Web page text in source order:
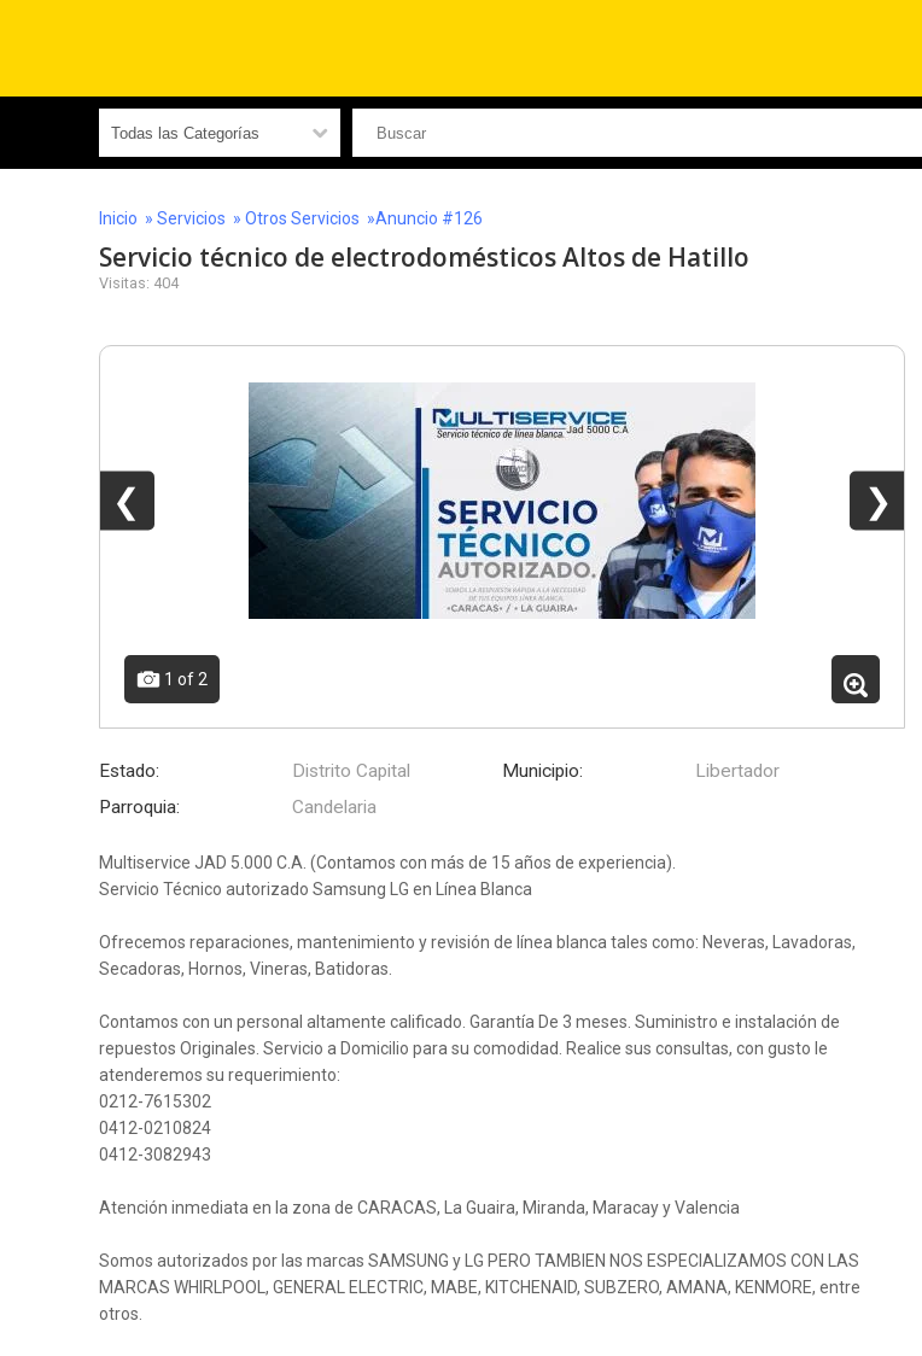
Inicio » Servicios » Otros Servicios »Anuncio #126
Servicio técnico de electrodomésticos Altos de Hatillo
Visitas: 404
❮ ❯
1 of 2
Estado: Distrito Capital Municipio:
Libertador
Parroquia:
Candelaria
Multiservice JAD 5.000 C.A. (Contamos con más de 15 años de experiencia).
Servicio Técnico autorizado Samsung LG en Línea Blanca
Ofrecemos reparaciones, mantenimiento y revisión de línea blanca tales como: Neveras, Lavadoras,
Secadoras, Hornos, Vineras, Batidoras.
Contamos con un personal altamente calificado. Garantía De 3 meses. Suministro e instalación de
repuestos Originales. Servicio a Domicilio para su comodidad. Realice sus consultas, con gusto le
atenderemos su requerimiento:
0212-7615302
0412-0210824
0412-3082943
Atención inmediata en la zona de CARACAS, La Guaira, Miranda, Maracay y Valencia
Somos autorizados por las marcas SAMSUNG y LG PERO TAMBIEN NOS ESPECIALIZAMOS CON LAS
MARCAS WHIRLPOOL, GENERAL ELECTRIC, MABE, KITCHENAID, SUBZERO, AMANA, KENMORE, entre
otros.